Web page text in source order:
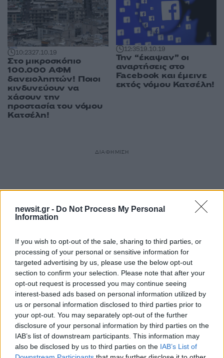
newsit.gr - Do Not Process My Personal
Information
If you wish to opt-out of the sale, sharing to third parties, or
processing of your personal or sensitive information for
targeted advertising by us, please use the below opt-out
section to confirm your selection. Please note that after your
opt-out request is processed you may continue seeing
interest-based ads based on personal information utilized by
us or personal information disclosed to third parties prior to
your opt-out. You may separately opt-out of the further
disclosure of your personal information by third parties on the
IAB’s list of downstream participants. This information may
also be disclosed by us to third parties on the IAB’s List of
10:2327.10.19
Στο μικροσκόπιο
100.000 ΑΦΜ
δανειοληπτών! Ποιοι
κινδυνεύουν να
χάσουν την
προστασία του νόμου
Κατσέλη!
12:3519.10.19
Την “έκαψαν” οι
αναρτήσεις στο
Facebook και έμεινε
εκτός νόμου Κατσέλη!
ΔΙΑΦΗΜΙΣΗ